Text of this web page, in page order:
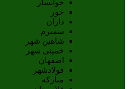
خوانسار
خور
داران
سمیرم
شاهین شهر
خمینی شهر
اصفهان
فولادشهر
مبارکه